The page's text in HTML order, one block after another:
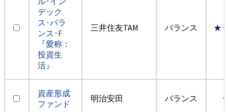
デック
ス･バラ
ンス･F
『愛称：
投資生
活』
三井住友TAM バランス
資産形成
ファンド
明治安田 バランス